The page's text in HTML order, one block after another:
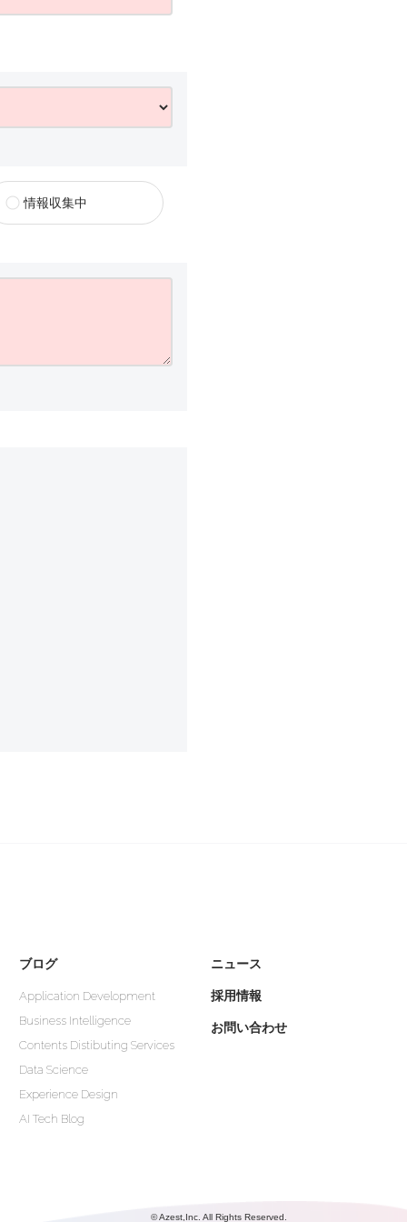
情報収集中
ブログ
Application Development
Business Intelligence
Contents Distibuting Services
Data Science
Experience Design
AI Tech Blog
ニュース
採用情報
お問い合わせ
© Azest,Inc. All Rights Reserved.